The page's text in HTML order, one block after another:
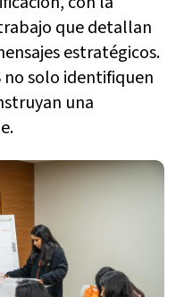
que detallan
estratégicos.
no solo identifiquen
una